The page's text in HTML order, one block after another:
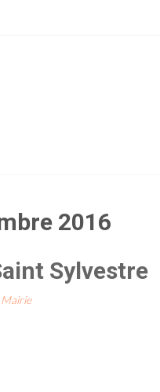
2016
Sylvestre
Mairie